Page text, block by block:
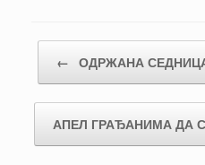
← ОДРЖАНА
АПЕЛ ГРАЂАНИМА ДА